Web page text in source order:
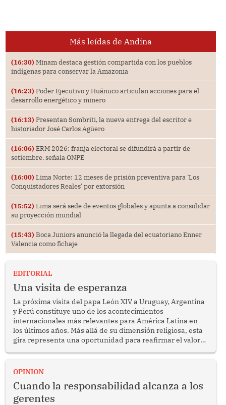
Más leídas de Andina
(16:30) Minam destaca gestión compartida con los pueblos
indígenas para conservar la Amazonía
(16:23) Poder Ejecutivo y Huánuco articulan acciones para el
desarrollo energético y minero
(16:13) Presentan Sombriti, la nueva entrega del escritor e
historiador José Carlos Agüero
(16:06) ERM 2026: franja electoral se difundirá a partir de
setiembre, señala ONPE
(16:00) Lima Norte: 12 meses de prisión preventiva para ‘Los
Conquistadores Reales’ por extorsión
(15:52) Lima será sede de eventos globales y apunta a consolidar
su proyección mundial
(15:43) Boca Juniors anunció la llegada del ecuatoriano Enner
Valencia como fichaje
EDITORIAL
Una visita de esperanza
La próxima visita del papa León XIV a Uruguay, Argentina
y Perú constituye uno de los acontecimientos
internacionales más relevantes para América Latina en
los últimos años. Más allá de su dimensión religiosa, esta
gira representa una oportunidad para reafirmar el valor
enfrenta desafíos en materia de desarrollo, cohesión
OPINION
Cuando la responsabilidad alcanza a los
gerentes